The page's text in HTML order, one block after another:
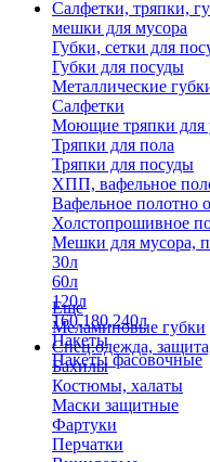
Салфетки, тряпки,
мешки для мусора
Губки, сетки для
Губки для посуды
Металлические
Салфетки
Моющие тряпки для
Тряпки для пола
Тряпки для посуды
ХПП, вафельное
Вафельное полотно
Холстопрошивное
Мешки для мусора,
30л
60л
120л
160,180,240л
Пакеты
Пакеты фасовочные
Еще
Меламиновые губки
Спец.одежда,
Бахилы
Костюмы, халаты
Маски защитные
Фартуки
Перчатки